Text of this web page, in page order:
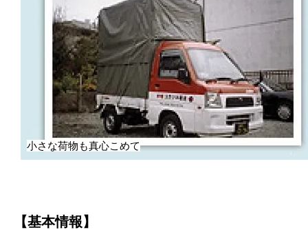
小さな荷物も真心こめて
【基本情報】